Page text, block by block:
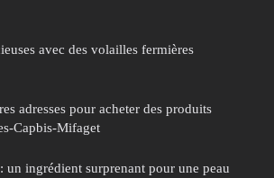
avec des volailles fermières
adresses pour acheter des produits
Capbis-Mifaget
un ingrédient surprenant pour une peau